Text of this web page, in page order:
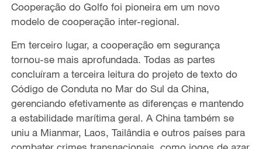
Cooperação do Golfo foi pioneira em um novo
modelo de cooperação inter-regional.
Em terceiro lugar, a cooperação em segurança
tornou-se mais aprofundada. Todas as partes
concluíram a terceira leitura do projeto de texto do
Código de Conduta no Mar do Sul da China,
gerenciando efetivamente as diferenças e mantendo
a estabilidade marítima geral. A China também se
uniu a Mianmar, Laos, Tailândia e outros países para